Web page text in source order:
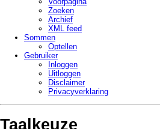
Zoeken
Archief
XML feed
Sommen
Optellen
Gebruiker
Inloggen
Uitloggen
Disclaimer
Privacy­verklaring
Taalkeuze